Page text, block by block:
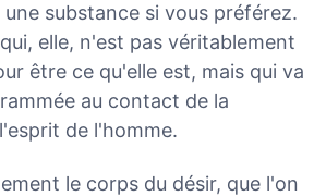
une substance si vous préférez.
elle, n'est pas véritablement
être ce qu'elle est, mais qui va
au contact de la
de l'homme.
le corps du désir, que l'on